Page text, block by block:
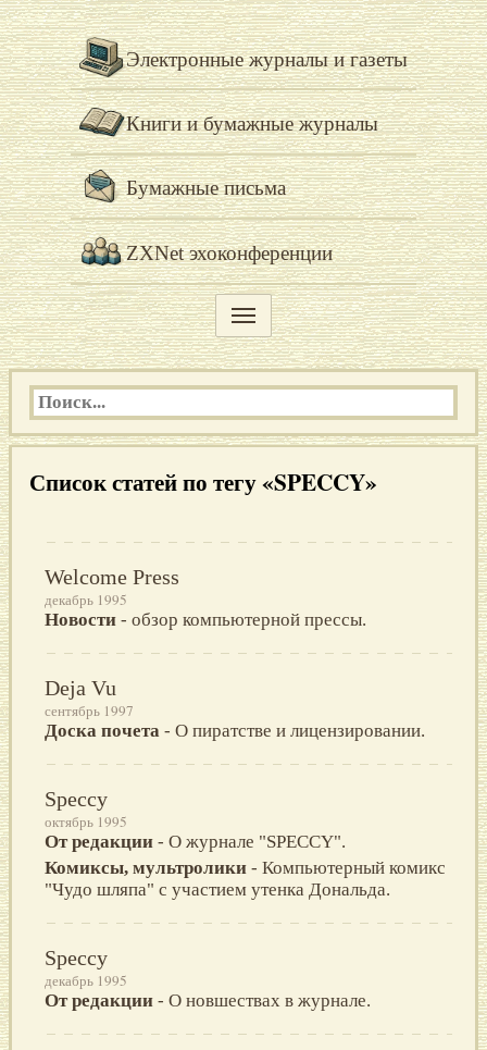
Электронные журналы и газеты
Книги и бумажные журналы
Бумажные письма
ZXNet эхоконференции
Список статей по тегу «SPECCY»
Welcome Press
декабрь 1995
Новости - обзор компьютерной прессы.
Deja Vu
сентябрь 1997
Доска почета - О пиратстве и лицензировании.
Speccy
октябрь 1995
От редакции - О журнале "SPECCY".
Комиксы, мультролики - Компьютерный комикс
"Чудо шляпа" с участием утенка Дональда.
Speccy
декабрь 1995
От редакции - О новшествах в журнале.